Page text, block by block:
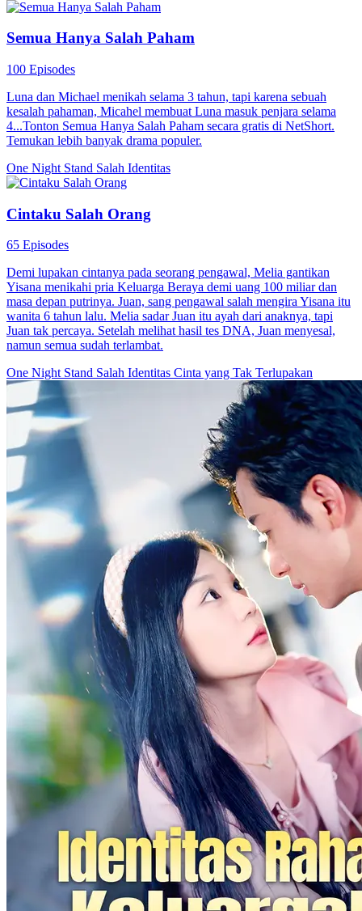
Semua Hanya Salah Paham
100 Episodes
Luna dan Michael menikah selama 3 tahun, tapi karena sebuah
kesalah pahaman, Micahel membuat Luna masuk penjara selama
4...Tonton Semua Hanya Salah Paham secara gratis di NetShort.
Temukan lebih banyak drama populer.
One Night Stand Salah Identitas
Cintaku Salah Orang
65 Episodes
Demi lupakan cintanya pada seorang pengawal, Melia gantikan
Yisana menikahi pria Keluarga Beraya demi uang 100 miliar dan
masa depan putrinya. Juan, sang pengawal salah mengira Yisana itu
wanita 6 tahun lalu. Melia sadar Juan itu ayah dari anaknya, tapi
Juan tak percaya. Setelah melihat hasil tes DNA, Juan menyesal,
namun semua sudah terlambat.
One Night Stand Salah Identitas Cinta yang Tak Terlupakan